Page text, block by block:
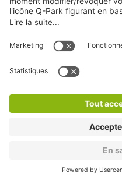
* Réduction